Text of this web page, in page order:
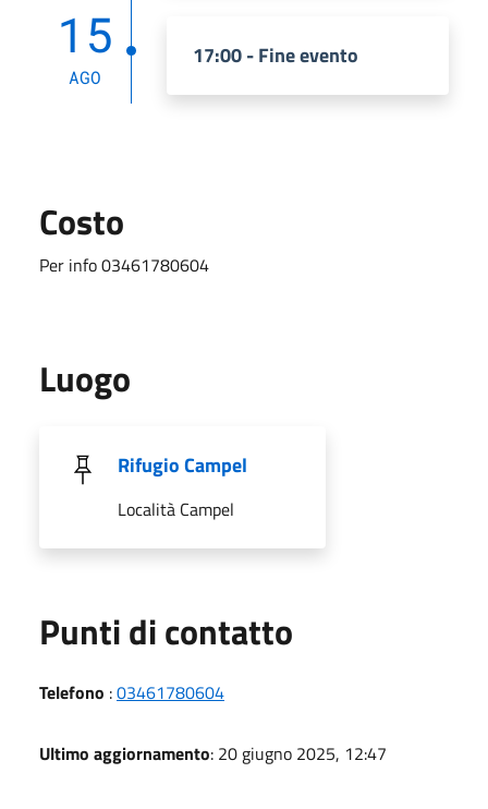
15
AGO
17:00 - Fine evento
Costo
Per info 03461780604
Luogo
Rifugio Campel
Località Campel
Punti di contatto
Telefono :03461780604
Ultimo aggiornamento: 20 giugno 2025, 12:47